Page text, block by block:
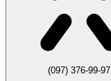
(097) 376-99-97